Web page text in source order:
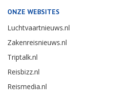
ONZE WEBSITES
Luchtvaartnieuws.nl
Zakenreisnieuws.nl
Triptalk.nl
Reisbizz.nl
Reismedia.nl